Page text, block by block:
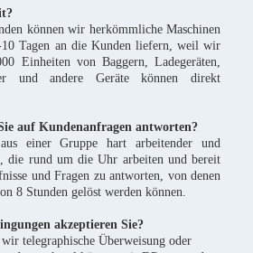
können wir herkömmliche Maschinen
Tagen an die Kunden liefern, weil wir
Einheiten von Baggern, Ladegeräten,
und andere Geräte können direkt
auf Kundenanfragen antworten?
einer Gruppe hart arbeitender und
die rund um die Uhr arbeiten und bereit
und Fragen zu antworten, von denen
8 Stunden gelöst werden können.
akzeptieren Sie?
telegraphische Überweisung oder